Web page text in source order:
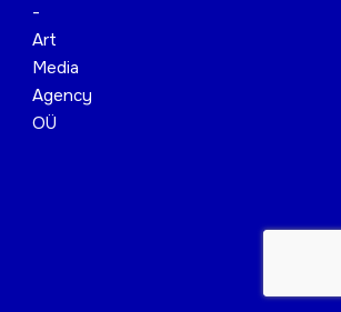
-
Art
Media
Agency
OÜ